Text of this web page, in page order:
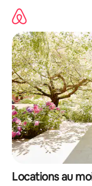
directement
contenu
Locations au